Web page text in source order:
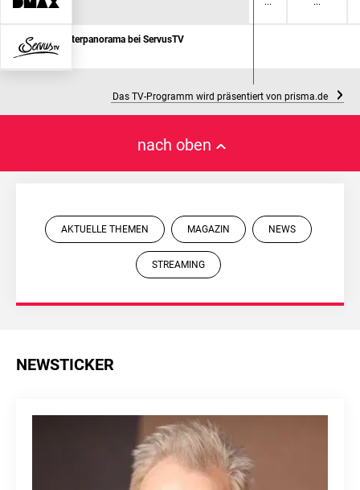
Das Wetterpanorama bei ServusTV
4:00
Das TV-Programm wird präsentiert von prisma.de
nach oben
AKTUELLE THEMEN MAGAZIN NEWS
STREAMING
NEWSTICKER